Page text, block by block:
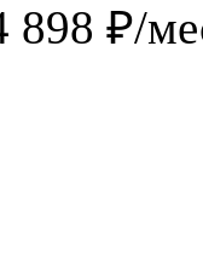
898 ₽/